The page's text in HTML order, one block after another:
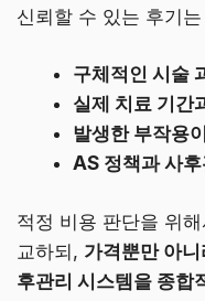
신뢰할 수 있는 후기
구체적인 시술
실제 치료 기간
발생한 부작용
AS 정책과 사
적정 비용 판단을 위
교하되, 가격뿐만 아
후관리 시스템을 종합